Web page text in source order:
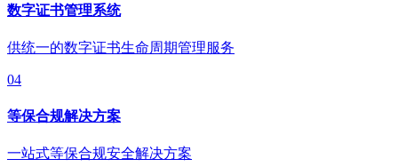
数字证书管理系统
供统一的数字证书生命周期管理服务
04
等保合规解决方案
一站式等保合规安全解决方案